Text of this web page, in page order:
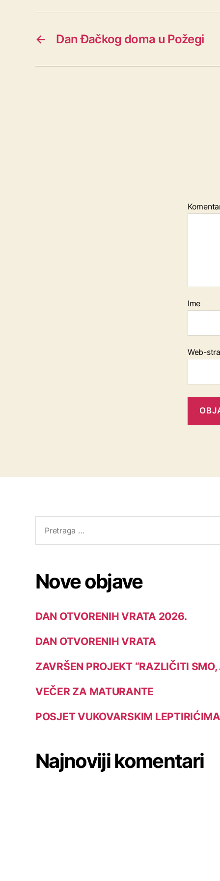
← Dan Đačkog doma u Požegi
Ime
Web-
Nove objave
DAN OTVORENIH VRATA 2026.
DAN OTVORENIH VRATA
ZAVRŠEN PROJEKT “RAZLIČITI
VEČER ZA MATURANTE
POSJET VUKOVARSKIM LEPTIRIĆIMA
Najnoviji komentari